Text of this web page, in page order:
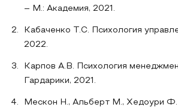
– М.: Академия, 2021.
Кабаченко Т.С. Психология
2022.
Карпов А.В. Психология
Гардарики, 2021.
Мескон Н., Альберт М., Хедоури